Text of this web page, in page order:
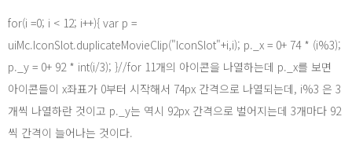
for(i =0; i < 12; i++){ var p =
uiMc.IconSlot.duplicateMovieClip("IconSlot"+i,i); p._x = 0+ 74 * (i%3);
p._y = 0+ 92 * int(i/3); }//for 11개의 아이콘을 나열하는데 p._x를 보면
아이콘들이 x좌표가 0부터 시작해서 74px 간격으로 나열되는데, i%3 은 3
개씩 나열하란 것이고 p._y는 역시 92px 간격으로 벌어지는데 3개마다 92
씩 간격이 늘어나는 것이다.